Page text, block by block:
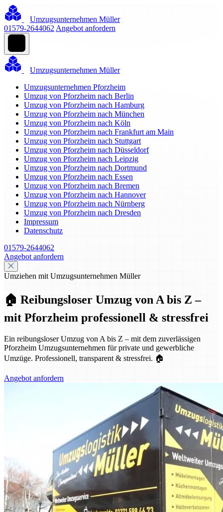
Umzugsunternehmen Müller
01579-2644062 Angebot anfordern
Umzugsunternehmen Müller
Umzugsunternehmen Pforzheim
Umzug von Pforzheim nach Berlin
Umzug von Pforzheim nach Hamburg
Umzug von Pforzheim nach München
Umzug von Pforzheim nach Köln
Umzug von Pforzheim nach Frankfurt am Main
Umzug von Pforzheim nach Stuttgart
Umzug von Pforzheim nach Düsseldorf
Umzug von Pforzheim nach Leipzig
Umzug von Pforzheim nach Dortmund
Umzug von Pforzheim nach Essen
Umzug von Pforzheim nach Bremen
Umzug von Pforzheim nach Hannover
Umzug von Pforzheim nach Nürnberg
Umzug von Pforzheim nach Dresden
Impressum
Datenschutz
01579-2644062
Angebot anfordern
Umziehen mit Umzugsunternehmen Müller
🏠 Reibungsloser Umzug von A bis Z –
mit Pforzheim professionell & stressfrei
Ein reibungsloser Umzug von A bis Z – mit dem zuverlässigen
Pforzheim Umzugsunternehmen für private und gewerbliche
Umzüge. Professionell, transparent & stressfrei. 🏠
Angebot anfordern